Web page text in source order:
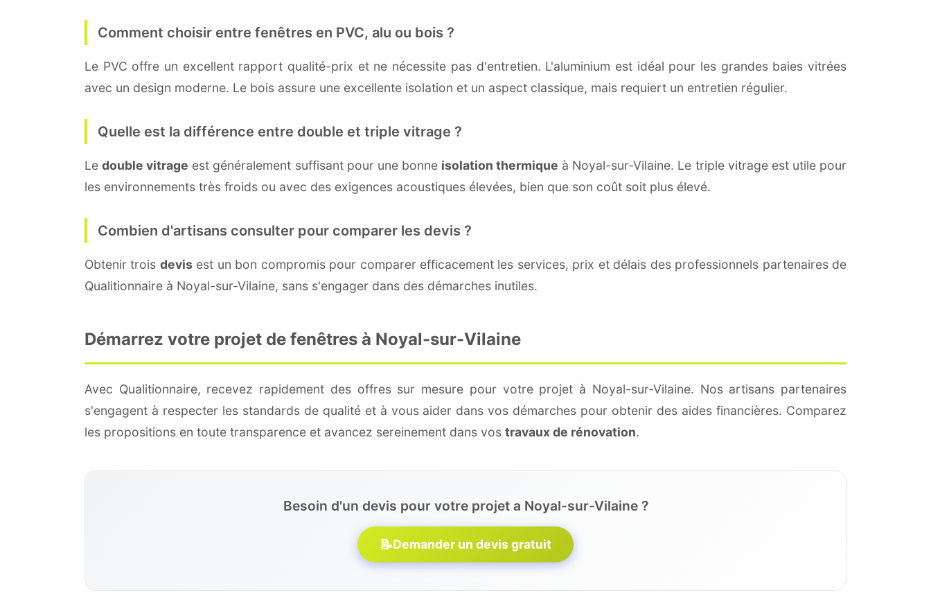
Comment choisir entre fenêtres en PVC, alu ou bois ?
Le PVC offre un excellent rapport qualité-prix et ne nécessite pas d'entretien. L'aluminium est idéal pour les grandes baies vitrées
avec un design moderne. Le bois assure une excellente isolation et un aspect classique, mais requiert un entretien régulier.
Quelle est la différence entre double et triple vitrage ?
Ledouble vitrage est généralement suffisant pour une bonne isolation thermique à Noyal-sur-Vilaine. Le triple vitrage est utile pour
les environnements très froids ou avec des exigences acoustiques élevées, bien que son coût soit plus élevé.
Combien d'artisans consulter pour comparer les devis ?
Obtenir trois devisest un bon compromis pour comparer efficacement les services, prix et délais des professionnels partenaires de
Qualitionnaire à Noyal-sur-Vilaine, sans s'engager dans des démarches inutiles.
Démarrez votre projet de fenêtres à Noyal-sur-Vilaine
Avec Qualitionnaire, recevez rapidement des offres sur mesure pour votre projet à Noyal-sur-Vilaine. Nos artisans partenaires
s'engagent à respecter les standards de qualité et à vous aider dans vos démarches pour obtenir des aides financières. Comparez
les propositions en toute transparence et avancez sereinement dans vos travaux de rénovation.
Besoin d'un devis pour votre projet a Noyal-sur-Vilaine ?
📝Demander un devis gratuit